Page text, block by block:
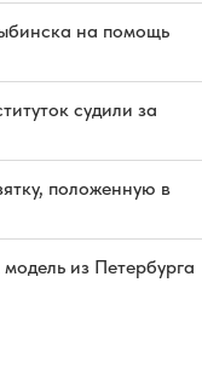
на помощь
судили за
положенную в
из Петербурга